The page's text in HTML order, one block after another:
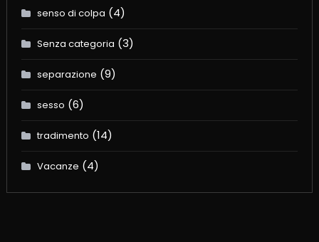
senso di colpa (4)
Senza categoria (3)
separazione (9)
sesso (6)
tradimento (14)
Vacanze (4)